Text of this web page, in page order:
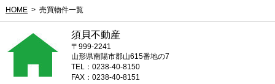
HOME 売買物件一覧
須貝不動産
〒999-2241
山形県南陽市郡山615番地の7
TEL：0238-40-8150
FAX：0238-40-8151